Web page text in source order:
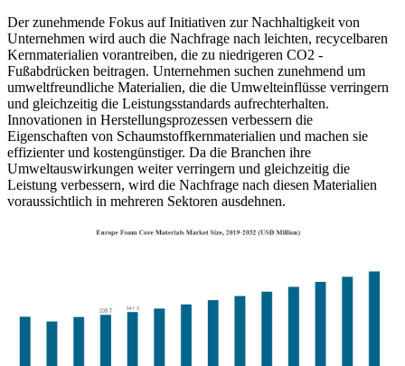
Der zunehmende Fokus auf Initiativen zur Nachhaltigkeit von
Unternehmen wird auch die Nachfrage nach leichten, recycelbaren
Kernmaterialien vorantreiben, die zu niedrigeren CO2 -
Fußabdrücken beitragen. Unternehmen suchen zunehmend um
umweltfreundliche Materialien, die die Umwelteinflüsse verringern
und gleichzeitig die Leistungsstandards aufrechterhalten.
Innovationen in Herstellungsprozessen verbessern die
Eigenschaften von Schaumstoffkernmaterialien und machen sie
effizienter und kostengünstiger. Da die Branchen ihre
Umweltauswirkungen weiter verringern und gleichzeitig die
Leistung verbessern, wird die Nachfrage nach diesen Materialien
voraussichtlich in mehreren Sektoren ausdehnen.